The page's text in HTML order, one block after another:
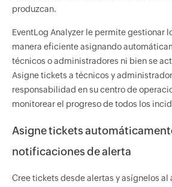
produzcan.
EventLog Analyzer le permite gestionar
manera eficiente asignando
técnicos o administradores ni bien se
Asigne tickets a técnicos y
responsabilidad en su centro de
monitorear el progreso de todos los
Asigne tickets
notificaciones de alerta​
Cree tickets desde alertas y asígnelos